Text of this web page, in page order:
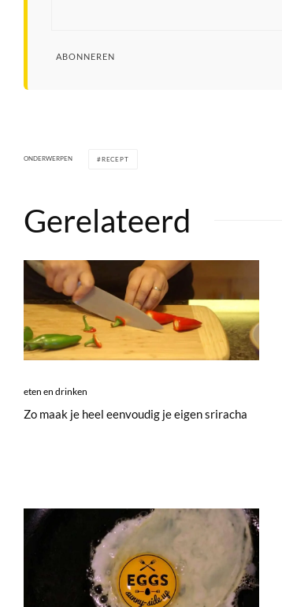
ABONNEREN
ONDERWERPEN RECEPT
Gerelateerd
eten en drinken
Zo maak je heel eenvoudig je eigen sriracha